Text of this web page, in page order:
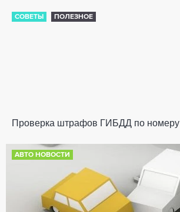
СОВЕТЫ ПОЛЕЗНОЕ
Проверка штрафов ГИБДД по номеру
АВТО НОВОСТИ